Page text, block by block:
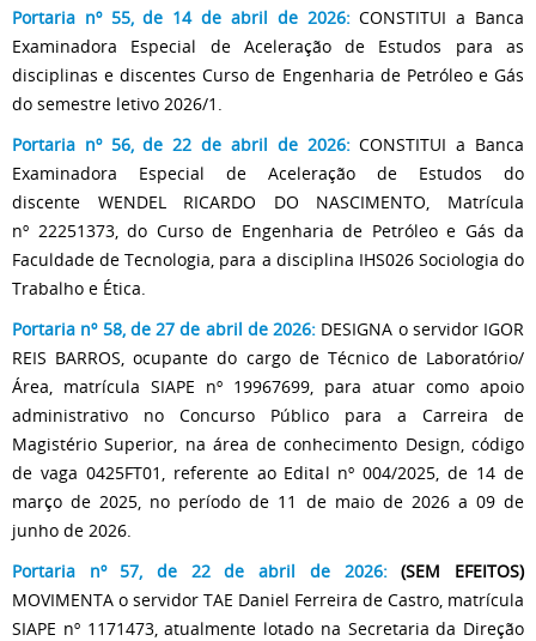
Portaria nº 55, de 14 de abril de 2026: CONSTITUI a Banca
Examinadora Especial de Aceleração de Estudos para as
disciplinas e discentes Curso de Engenharia de Petróleo e Gás
do semestre letivo 2026/1.
Portaria nº 56, de 22 de abril de 2026: CONSTITUI a Banca
Examinadora Especial de Aceleração de Estudos do
discente WENDEL RICARDO DO NASCIMENTO, Matrícula
nº 22251373, do Curso de Engenharia de Petróleo e Gás da
Faculdade de Tecnologia, para a disciplina IHS026 Sociologia do
Trabalho e Ética.
Portaria nº 58, de 27 de abril de 2026: DESIGNA o servidor IGOR
REIS BARROS, ocupante do cargo de Técnico de Laboratório/
Área, matrícula SIAPE nº 19967699, para atuar como apoio
administrativo no Concurso Público para a Carreira de
Magistério Superior, na área de conhecimento Design, código
de vaga 0425FT01, referente ao Edital nº 004/2025, de 14 de
março de 2025, no período de 11 de maio de 2026 a 09 de
junho de 2026.
Portaria nº 57, de 22 de abril de 2026:(SEM EFEITOS)
MOVIMENTA o servidor TAE Daniel Ferreira de Castro, matrícula
SIAPE nº 1171473, atualmente lotado na Secretaria da Direção